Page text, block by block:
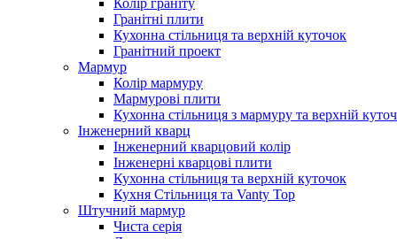
Гранітні плити
Кухонна стільниця та верхній куточок
Гранітний проект
Мармур
Колір мармуру
Мармурові плити
Кухонна стільниця з мармуру та верхній
Інженерний кварц
Інженерний кварцовий колір
Інженерні кварцові плити
Кухонна стільниця та верхній куточок
Кухня Стільниця та Vanty Top
Штучний мармур
Чиста серія